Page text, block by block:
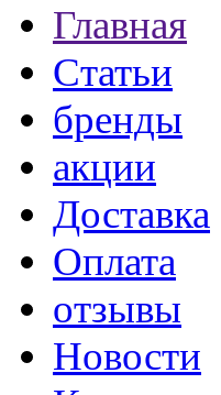
Главная
Статьи
бренды
акции
Доставка
Оплата
отзывы
Новости